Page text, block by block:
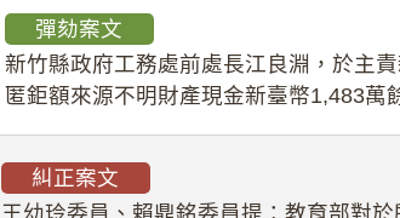
彈劾案文
新竹縣政府工務處前處長江良淵，於主
匿鉅額來源不明財產現金新臺幣1,483萬
糾正案文